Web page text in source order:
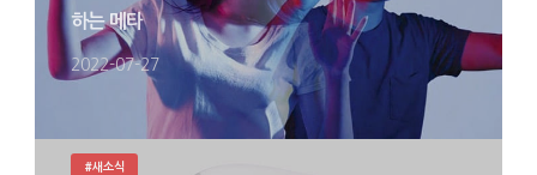
하는 메타
2022-07-27
#새소식